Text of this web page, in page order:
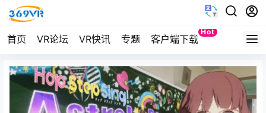
首页 VR论坛 VR快讯 专题 客户端下载
Hot
Quest